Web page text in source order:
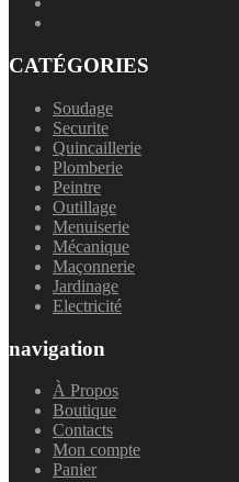
CATÉGORIES
Soudage
Securite
Quincaillerie
Plomberie
Peintre
Outillage
Menuiserie
Mécanique
Maçonnerie
Jardinage
Electricité
navigation
À Propos
Boutique
Contacts
Mon compte
Panier